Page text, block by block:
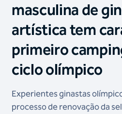
masculina de
artística tem
primeiro
ciclo olímpico
Experientes ginastas
processo de renovação da